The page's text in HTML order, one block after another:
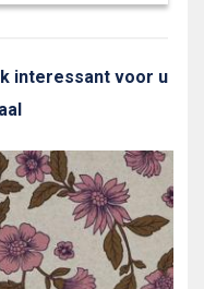
interessant voor u